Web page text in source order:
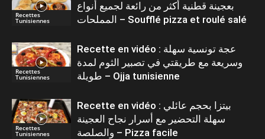
Recettes
Tunisiennes
بعجينة قطنية أكثر من رائعة لجميع أنواع
المملحات – Soufflé pizza et roulé salé
Recettes
Tunisiennes
Recette en vidéo : عجة تونسية سهلة
وسريعة مع طريقتي في تصبير الثوم لمدة
طويلة – Ojja tunisienne
Recettes
Tunisiennes
Recette en vidéo : بيتزا بحجم عائلي
سهلة التحضير مع أسرار نجاح العجينة
والصلصة – Pizza facile